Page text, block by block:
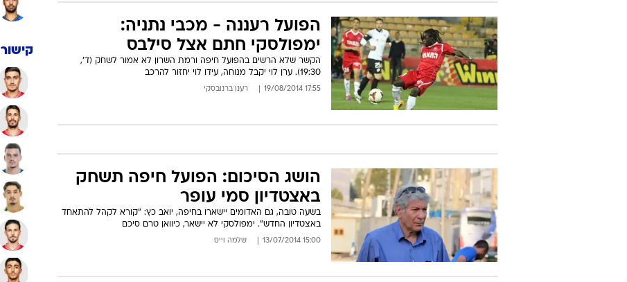
הפועל רעננה - מכבי נתניה:
ימפולסקי חתם אצל סילבס
הקשר שלא הרשים בהפועל חיפה ורמת השרון לא אמור לשחק (ד',
19:30). ערן לוי יקבל מנוחה, עידו לוי יחזור להרכב
17:55 19/08/2014 רענן ברנובסקי
הושג הסיכום: הפועל חיפה תשחק
באצטדיון סמי עופר
בשעה טובה, גם האדומים יישארו בחיפה, יואב כץ: "קורא לקהל להתאחד
באצטדיון החדש". ימפולסקי לא יישאר, כיוואן טרם סיכם
15:00 13/07/2014 שלמה וייס
קישור